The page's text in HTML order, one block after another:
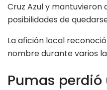
Cruz Azul y mantuvieron
posibilidades de
La afición local
nombre durante varios
Pumas perdió